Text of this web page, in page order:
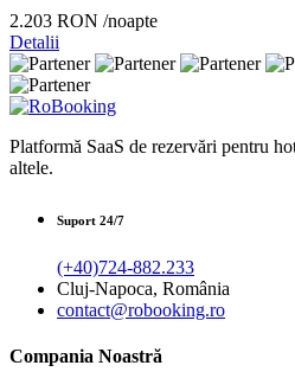
2.203 RON /noapte
Detalii
Platformă SaaS de rezervări pentru
altele.
Suport 24/7
(+40)724-882.233
Cluj-Napoca, România
contact@robooking.ro
Compania Noastră